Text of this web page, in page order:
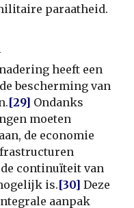
paraatheid.
heeft een
bescherming van
[29] Ondanks
moeten
de economie
continuïteit van
is.[30] Deze
aanpak